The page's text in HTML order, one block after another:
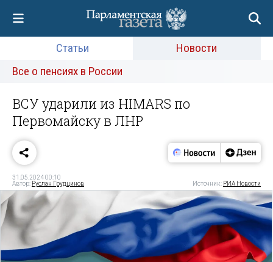
Статьи
Новости
Все о пенсиях в России
ВСУ ударили из HIMARS по
Первомайску в ЛНР
31.05.2024 00:10
Автор: Руслан Грудцинов Источник: РИА Новости